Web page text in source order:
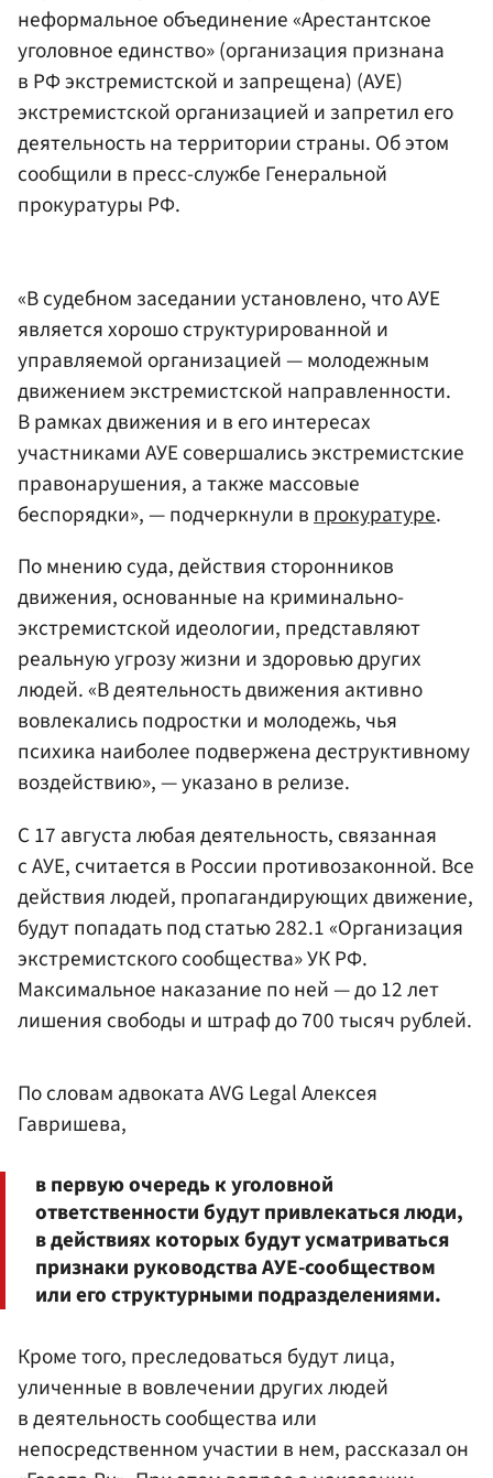
неформальное объединение «Арестантское
уголовное единство» (организация признана
в РФ экстремистской и запрещена) (АУЕ)
экстремистской организацией и запретил его
деятельность на территории страны. Об этом
сообщили в пресс-службе Генеральной
прокуратуры РФ.
«В судебном заседании установлено, что АУЕ
является хорошо структурированной и
управляемой организацией — молодежным
движением экстремистской направленности.
В рамках движения и в его интересах
участниками АУЕ совершались экстремистские
правонарушения, а также массовые
беспорядки», — подчеркнули впрокуратуре.
По мнению суда, действия сторонников
движения, основанные на криминально-
экстремистской идеологии, представляют
реальную угрозу жизни и здоровью других
людей. «В деятельность движения активно
вовлекались подростки и молодежь, чья
психика наиболее подвержена деструктивному
воздействию», — указано в релизе.
С 17 августа любая деятельность, связанная
с АУЕ, считается в России противозаконной. Все
действия людей, пропагандирующих движение,
будут попадать под статью 282.1 «Организация
экстремистского сообщества» УК РФ.
Максимальное наказание по ней — до 12 лет
лишения свободы и штраф до 700 тысяч рублей.
По словам адвоката AVG Legal Алексея
Гавришева,
в первую очередь к уголовной
ответственности будут привлекаться люди,
в действиях которых будут усматриваться
признаки руководства АУЕ-сообществом
или его структурными подразделениями.
Кроме того, преследоваться будут лица,
уличенные в вовлечении других людей
в деятельность сообщества или
непосредственном участии в нем, рассказал он